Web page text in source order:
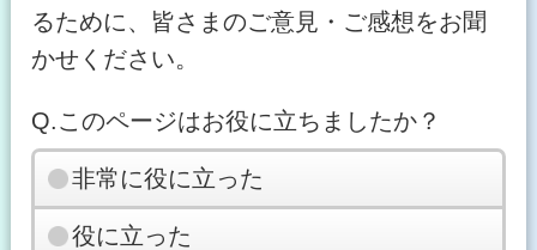
るために、皆さまのご意見・ご感想をお聞
かせください。
Q.このページはお役に立ちましたか？
非常に役に立った
役に立った